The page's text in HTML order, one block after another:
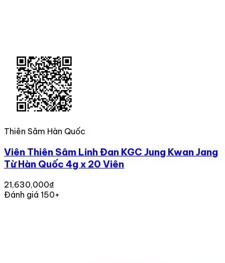
Thiên Sâm Hàn Quốc
Viên Thiên Sâm Linh Đan KGC Jung Kwan Jang
Từ Hàn Quốc 4g x 20 Viên
21,630,000₫
Đánh giá 150+